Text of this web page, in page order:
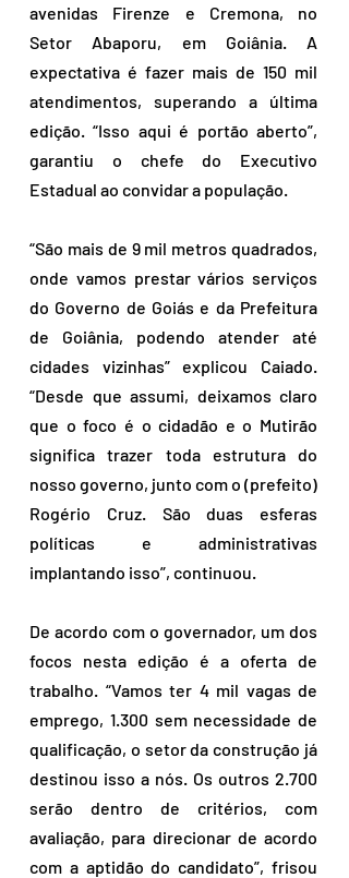
avenidas Firenze e Cremona, no
Setor Abaporu, em Goiânia. A
expectativa é fazer mais de 150 mil
atendimentos, superando a última
edição. “Isso aqui é portão aberto”,
garantiu o chefe do Executivo
Estadual ao convidar a população.
“São mais de 9 mil metros quadrados,
onde vamos prestar vários serviços
do Governo de Goiás e da Prefeitura
de Goiânia, podendo atender até
cidades vizinhas” explicou Caiado.
“Desde que assumi, deixamos claro
que o foco é o cidadão e o Mutirão
significa trazer toda estrutura do
nosso governo, junto com o (prefeito)
Rogério Cruz. São duas esferas
políticas e administrativas
implantando isso”, continuou.
De acordo com o governador, um dos
focos nesta edição é a oferta de
trabalho. “Vamos ter 4 mil vagas de
emprego, 1.300 sem necessidade de
qualificação, o setor da construção já
destinou isso a nós. Os outros 2.700
serão dentro de critérios, com
avaliação, para direcionar de acordo
com a aptidão do candidato”, frisou